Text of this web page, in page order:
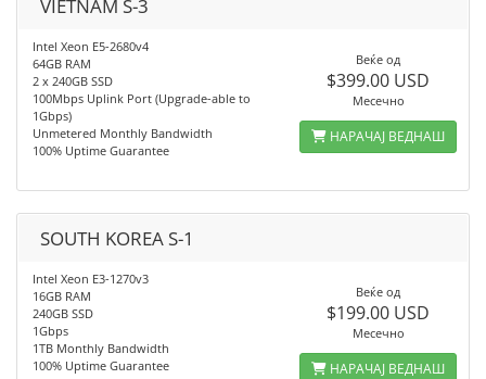
VIETNAM S-3
Intel Xeon E5-2680v4
64GB RAM
2 x 240GB SSD
100Mbps Uplink Port (Upgrade-able to
1Gbps)
Unmetered Monthly Bandwidth
100% Uptime Guarantee
Веќе од
$399.00 USD
Месечно
НАРАЧАЈ ВЕДНАШ
SOUTH KOREA S-1
Intel Xeon E3-1270v3
16GB RAM
240GB SSD
1Gbps
1TB Monthly Bandwidth
100% Uptime Guarantee
Веќе од
$199.00 USD
Месечно
НАРАЧАЈ ВЕДНАШ